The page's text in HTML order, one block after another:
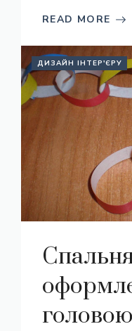
READ MORE
ДИЗАЙН ІНТЕР'ЄРУ
головою